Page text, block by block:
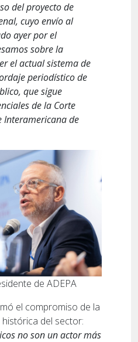
del proyecto de
cuyo envío al
ayer por el
sobre la
el actual sistema de
periodístico de
que sigue
de la Corte
Interamericana de
de ADEPA
el compromiso de la
del sector:
no son un actor más